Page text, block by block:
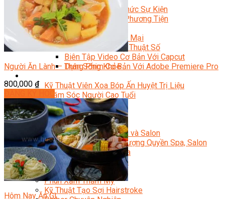
Chuyên Viên Tổ Chức Sự Kiện
Truyền Thông Đa Phương Tiện
Media Production
Nhiếp Ảnh Thương Mại
Sản Xuất Phim Kỹ Thuật Số
Biên Tập Video Cơ Bản Với Capcut
Dựng Phim Cơ Bản Với Adobe Premiere Pro
Kỹ Thuật Viên Xoa Bóp Ấn Huyệt Trị Liệu
Chăm Sóc Người Cao Tuổi
Sắc Đẹp
Kỹ Thuật Viên Spa
Quản Lý Spa
Khởi Sự Kinh Doanh Spa và Salon
Kinh Doanh Chuỗi và Nhượng Quyền Spa, Salon
Chăm Sóc Và Điều Trị Da
Chuyên Viên Trang Điểm
Trang Điểm Cô Dâu
Phun Xăm Thẩm Mỹ
Kỹ Thuật Tạo Sợi Hairstroke
Người Ăn Lành – Thân Sống Khỏe
800,000 ₫
Hôm Nay Ăn Gì